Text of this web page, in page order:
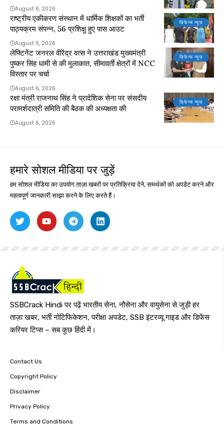
August 6, 2026
डिफेन्स न्यूज़
राष्ट्रीय एकीकरण संस्थान में धार्मिक शिक्षकों का भर्ती
पाठ्यक्रम संपन्न, 56 प्रशिक्षु हुए पास आउट
August 6, 2026
डिफेन्स न्यूज़
लेफ्टिनेंट जनरल वीरेंद्र वत्स ने उत्तराखंड मुख्यमंत्री
पुष्कर सिंह धामी से की मुलाकात, सीमावर्ती क्षेत्रों में NCC
विस्तार पर चर्चा
August 6, 2026
डिफेन्स न्यूज़
रक्षा मंत्री राजनाथ सिंह ने प्रादेशिक सेना पर संसदीय
परामर्शदात्री समिति की बैठक की अध्यक्षता की
August 6, 2026
हमारे सोशल मीडिया पर जुड़ें
हम सोशल मीडिया का उपयोग ताज़ा खबरों पर प्रतिक्रिया देने, समर्थकों को अपडेट करने और
महत्वपूर्ण जानकारी साझा करने के लिए करते हैं।
SSBCrack Hindi पर पढ़ें भारतीय सेना, नौसेना और वायुसेना से जुड़ी हर
ताज़ा खबर, भर्ती नोटिफिकेशन, परीक्षा अपडेट, SSB इंटरव्यू गाइड और डिफेंस
करियर टिप्स – सब कुछ हिंदी में।
Contact Us
Copyright Policy
Disclaimer
Privacy Policy
Terms and Conditions